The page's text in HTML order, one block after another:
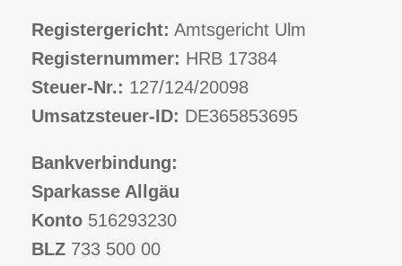
Registergericht: Amtsgericht Ulm
Registernummer: HRB 17384
Steuer-Nr.: 127/124/20098
Umsatzsteuer-ID: DE365853695
Bankverbindung:
Sparkasse Allgäu
Konto 516293230
BLZ 733 500 00